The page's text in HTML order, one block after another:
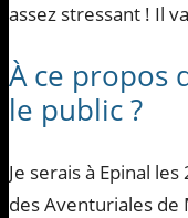
assez stressant ! Il
À ce propos
le public ?
Je serais à Epinal
des Aventuriales